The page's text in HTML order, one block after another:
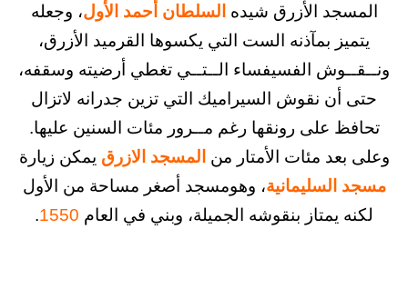
الأزرق شيده السلطان أحمد الأول، وجعله
بمآذنه الست التي يكسوها القرميد الأزرق،
الفسيفساﺀ الــتــي تغطي أرضيته وسقفه،
نقوش السيراميك التي تزين جدرانه لاتزال
على رونقها رغم مــرور مئات السنين عليها.
مئات الأمتار منالمسجد الازرق يمكن زيارة
، وهومسجد أصغر مساحة من الأول
يمتاز بنقوشه الجميلة، وبني في العام1550
.